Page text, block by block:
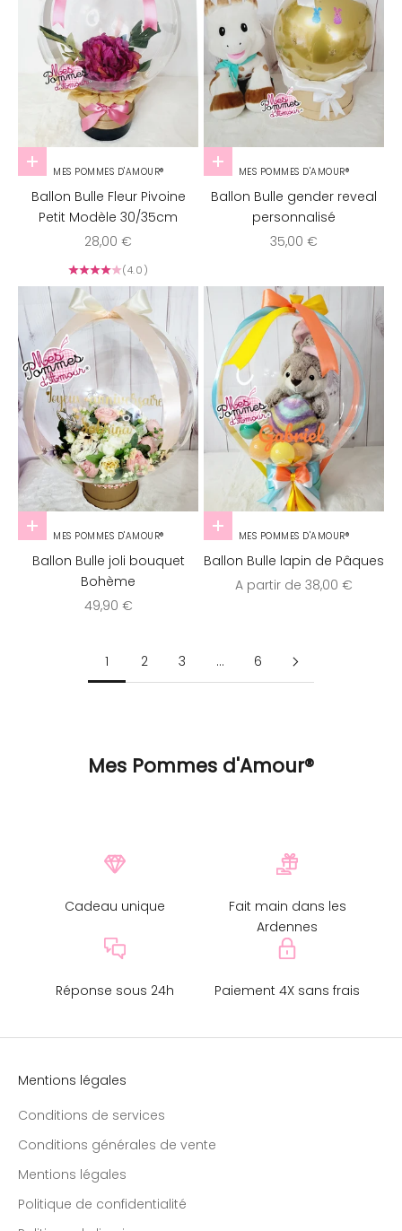
Choisir les options
MES POMMES D'AMOUR®
Ballon Bulle Fleur Pivoine
Petit Modèle 30/35cm
Prix de vente
28,00 €
(4.0)
Choisir les options
MES POMMES D'AMOUR®
Ballon Bulle gender reveal
personnalisé
Prix de vente
35,00 €
Ajouter au panier
MES POMMES D'AMOUR®
Ballon Bulle joli bouquet
Bohème
Prix de vente
49,90 €
Choisir les options
MES POMMES D'AMOUR®
Ballon Bulle lapin de Pâques
Prix de vente
A partir de 38,00 €
1 2 3 … 6
Mes Pommes d'Amour®
Cadeau unique
Fait main dans les
Ardennes
Réponse sous 24h Paiement 4X sans frais
Mentions légales
Conditions de services
Conditions générales de vente
Mentions légales
Politique de confidentialité